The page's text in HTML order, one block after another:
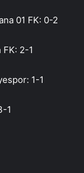
01 FK: 0-2
2-1
1-1
1